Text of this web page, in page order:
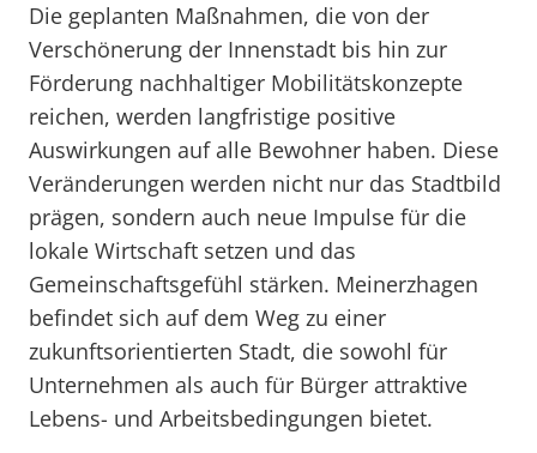
Die geplanten Maßnahmen, die von der
Verschönerung der Innenstadt bis hin zur
Förderung nachhaltiger Mobilitätskonzepte
reichen, werden langfristige positive
Auswirkungen auf alle Bewohner haben. Diese
Veränderungen werden nicht nur das Stadtbild
prägen, sondern auch neue Impulse für die
lokale Wirtschaft setzen und das
Gemeinschaftsgefühl stärken. Meinerzhagen
befindet sich auf dem Weg zu einer
zukunftsorientierten Stadt, die sowohl für
Unternehmen als auch für Bürger attraktive
Lebens- und Arbeitsbedingungen bietet.